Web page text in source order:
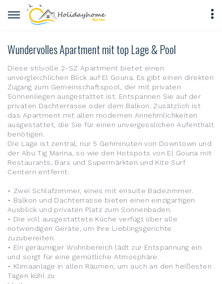
Wundervolles Apartment mit top Lage & Pool
Diese stilvolle 2-SZ Apartment bietet einen
unvergleichlichen Blick auf El Gouna. Es gibt einen direkten
Zugang zum Gemeinschaftspool, der mit privaten
Sonnenliegen ausgestattet ist. Entspannen Sie auf der
privaten Dachterrasse oder dem Balkon. Zusätzlich ist
das Apartment mit allen modernen Annehmlichkeiten
ausgestattet, die Sie für einen unvergesslichen Aufenthalt
benötigen.
Die Lage ist zentral, nur 5 Gehminuten von Downtown und
der Abu Tig Marina, so wie den Hotspots von El Gouna mit
Restaurants, Bars und Supermärkten und Kite Surf
Centern entfernt.
• Zwei Schlafzimmer, eines mit ensuite Badezimmer.
• Balkon und Dachterrasse bieten einen einzigartigen
Ausblick und privaten Platz zum Sonnenbaden.
• Die voll ausgestattete Küche verfügt über alle
notwendigen Geräte, um Ihre Lieblingsgerichte
zuzubereiten.
• Ein geräumiger Wohnbereich lädt zur Entspannung ein
und sorgt für eine gemütliche Atmosphäre.
• Klimaanlage in allen Räumen, um auch an den heißesten
Tagen kühl zu